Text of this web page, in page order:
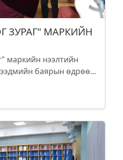
МАРКИЙН
маркийн нээлтийн
баярын өдрөө...